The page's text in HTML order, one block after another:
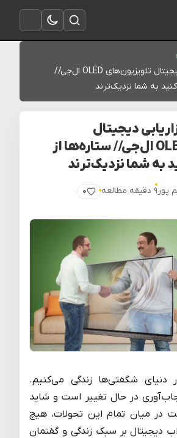
باز کردن منو
تغییر به حالت تاریک
باز کردن جستجو
بررسی کمپین بازاریابی دیجیتال تلویزیون‌های OLED ال‌جی//
به شما نزدیک‌ترند
دیجیتال
تلویزیون‌های OLED ال‌جی// ستاره‌ها از
به شما نزدیک‌ترند
پور۹ دقیقه مطالعه ۰
پسندیدن
دنیای شگفتی‌ها زندگی می‌کنیم.
در حال تغییر است و شاید
در میان تمام این تحولات، هیچ
دیجیتال بر سبک زندگی و گفتمان